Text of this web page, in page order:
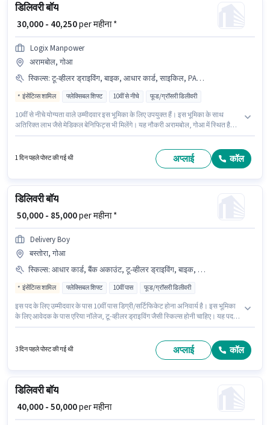
डिलिवरी बॉय
₹ 30,000 - 40,250per महीना *
Logix Manpower
अरामबोल, गोआ
स्किल्स: टू-व्हीलर ड्राइविंग, बाइक, आधार कार्ड, साइकिल, PAN कार्ड, स्मार्टफोन, आरसी
इंसेंटिव्स शामिल फ्लेक्सिबल शिफ्ट 10वीं से नीचे फूड/ग्रॉसरी डिलीवरी
10वीं से नीचे योग्यता वाले उम्मीदवार इस भूमिका के लिए उपयुक्त हैं। इस भूमिका के साथ
अतिरिक्त लाभ जैसे मेडिकल बेनिफिट्स भी मिलेंगे। यह नौकरी अरामबोल, गोआ में स्थित है।
लिए उम्मीदवार के पास टू-व्हीलर ड्राइविंग होना अनिवार्य है।
1 दिन पहले पोस्ट की गई थी अप्लाई कॉल
डिलिवरी बॉय
₹ 50,000 - 85,000per महीना *
Delivery Boy
बस्तोरा, गोआ
स्किल्स: आधार कार्ड, बैंक अकाउंट, टू-व्हीलर ड्राइविंग, बाइक, PAN कार्ड, एरिया नॉलेज, स्मार्टफोन
इंसेंटिव्स शामिल फ्लेक्सिबल शिफ्ट 10वीं पास फूड/ग्रॉसरी डिलीवरी
इस पद के लिए उम्मीदवार के पास 10वीं पास डिग्री/सर्टिफिकेट होना अनिवार्य है। इस भूमिका
के लिए आवेदक के पास एरिया नॉलेज, टू-व्हीलर ड्राइविंग जैसी स्किल्स होनी चाहिए। यह पद
स्थित है। इस पद के लिए आवश्यक दस्तावेज़ जैसे PAN कार्ड, आधार कार्ड, बैंक अकाउंट का
3 दिन पहले पोस्ट की गई थी अप्लाई कॉल
डिलिवरी बॉय
₹ 40,000 - 50,000per महीना